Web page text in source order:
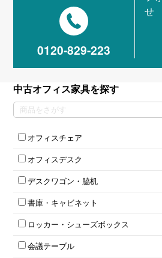
0120-829-223
せ
中古オフィス家具を探す
オフィスチェア
肘無しチェア
役員チェア
オフィスチェアその他
オフィスデスク
フリーアドレスデスク（ベンチデス
昇降デスク
両袖机
デスクワゴン・脇机
インワゴン2段
インワゴン3段
脇机
書庫・キャビネット
ハイキャビネット
ローキャビネット
両開きキャビネット
ロッカー・シューズボックス
1人用ロッカー
2人用ロッカー
会議テーブル